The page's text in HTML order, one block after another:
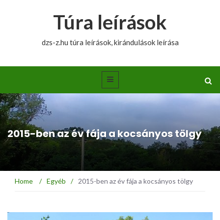
Túra leírások
dzs-z.hu túra leírások, kirándulások leírása
2015-ben az év fája a kocsányos tölgy
Home / Egyéb / 2015-ben az év fája a kocsányos tölgy